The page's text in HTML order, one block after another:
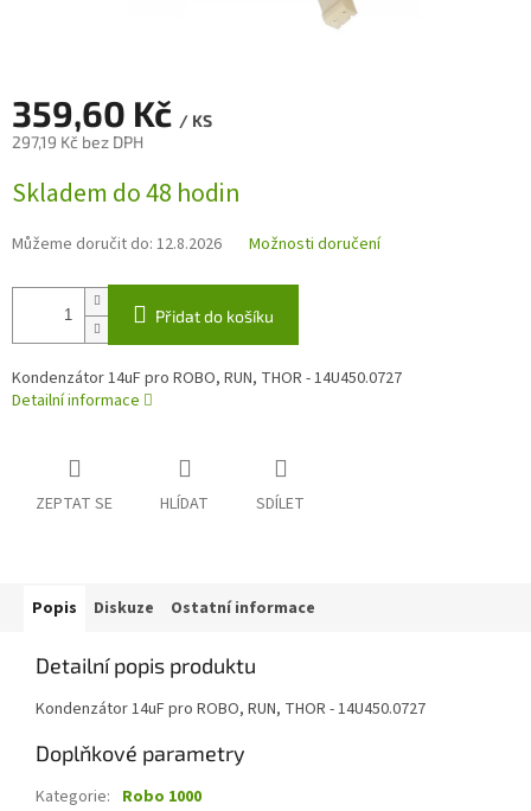
359,60 Kč / KS
297,19 Kč bez DPH
cena:
Skladem do 48 hodin
Můžeme doručit do: 12.8.2026 Možnosti doručení
Přidat do košíku
Kondenzátor 14uF pro ROBO, RUN, THOR - 14U450.0727
Detailní informace
ZEPTAT SE HLÍDAT SDÍLET
Popis Diskuze Ostatní informace
Detailní popis produktu
Kondenzátor 14uF pro ROBO, RUN, THOR - 14U450.0727
Doplňkové parametry
Kategorie: Robo 1000